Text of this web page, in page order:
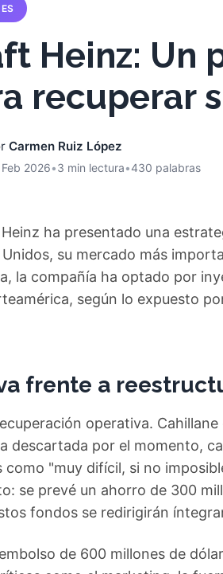
Heinz: Un
recuperar
Carmen Ruiz López
2026•3 min lectura•430 palabras
ha presentado una
su mercado más
la compañía ha optado por
según lo expuesto
frente a
operativa.
descartada por el momento,
como "muy difícil, si no
se prevé un ahorro de 300
fondos se redirigirán
de 600 millones de